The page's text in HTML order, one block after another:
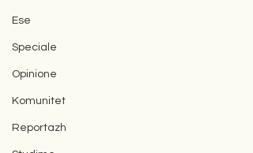
Ese
Speciale
Opinione
Komunitet
Reportazh